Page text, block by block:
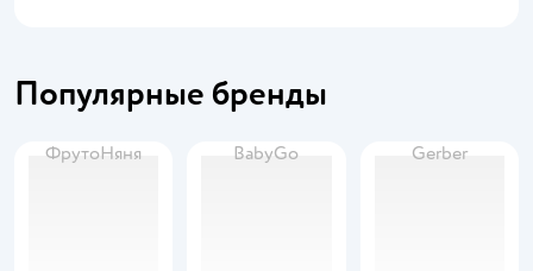
Популярные бренды
ФрутоНяня BabyGo Gerber